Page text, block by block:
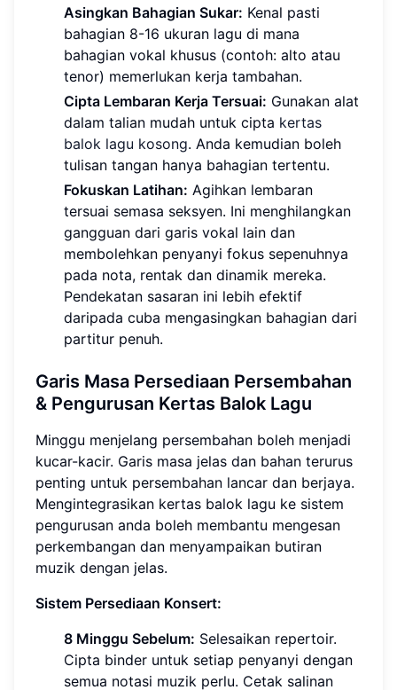
Asingkan Bahagian Sukar: Kenal pasti
bahagian 8-16 ukuran lagu di mana
bahagian vokal khusus (contoh: alto atau
tenor) memerlukan kerja tambahan.
Cipta Lembaran Kerja Tersuai: Gunakan alat
dalam talian mudah untuk cipta kertas
balok lagu kosong. Anda kemudian boleh
tulisan tangan hanya bahagian tertentu.
Fokuskan Latihan: Agihkan lembaran
tersuai semasa seksyen. Ini menghilangkan
gangguan dari garis vokal lain dan
membolehkan penyanyi fokus sepenuhnya
pada nota, rentak dan dinamik mereka.
Pendekatan sasaran ini lebih efektif
daripada cuba mengasingkan bahagian dari
partitur penuh.
Garis Masa Persediaan Persembahan
& Pengurusan Kertas Balok Lagu
Minggu menjelang persembahan boleh menjadi
kucar-kacir. Garis masa jelas dan bahan terurus
penting untuk persembahan lancar dan berjaya.
Mengintegrasikan kertas balok lagu ke sistem
pengurusan anda boleh membantu mengesan
perkembangan dan menyampaikan butiran
muzik dengan jelas.
Sistem Persediaan Konsert:
8 Minggu Sebelum: Selesaikan repertoir.
Cipta binder untuk setiap penyanyi dengan
semua notasi muzik perlu. Cetak salinan